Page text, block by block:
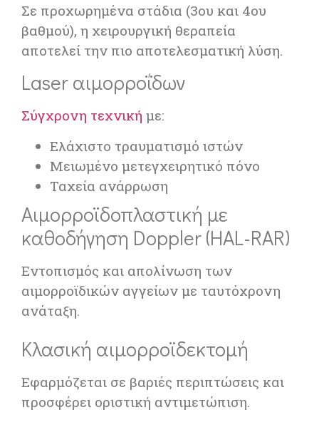
Σε προχωρημένα στάδια (3ου και 4ου
βαθμού), η χειρουργική θεραπεία
αποτελεί την πιο αποτελεσματική λύση.
Laser αιμορροΐδων
Σύγχρονη τεχνική με:
Ελάχιστο τραυματισμό ιστών
Μειωμένο μετεγχειρητικό πόνο
Ταχεία ανάρρωση
Αιμορροϊδοπλαστική με
καθοδήγηση Doppler (HAL-RAR)
Εντοπισμός και απολίνωση των
αιμορροϊδικών αγγείων με ταυτόχρονη
ανάταξη.
Κλασική αιμορροϊδεκτομή
Εφαρμόζεται σε βαριές περιπτώσεις και
προσφέρει οριστική αντιμετώπιση.